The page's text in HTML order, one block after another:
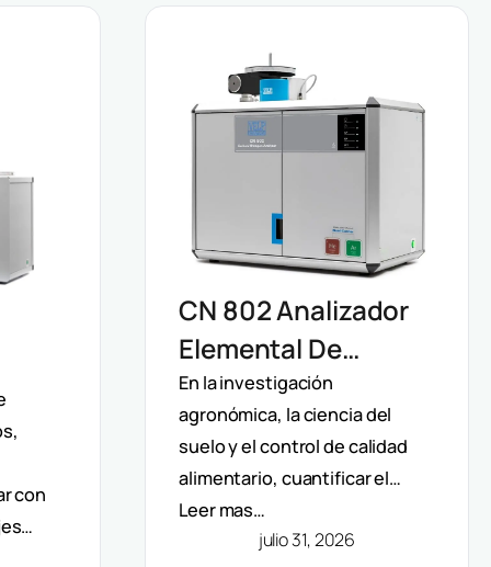
con
CN 802 Analizador
Elemental De
Carbono Y
Nitrógeno Velp:
Determinación
Rápida Por Método
Dumas (TC, TOC,
En la investigación
agronómica, la ciencia del
suelo y el control de calidad
alimentario, cuantificar el…
Leer mas…
julio 31, 2026